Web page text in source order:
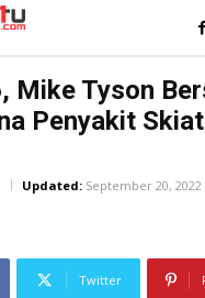
Mike Tyson
Penyakit
Updated: September 20, 2022
Twitter